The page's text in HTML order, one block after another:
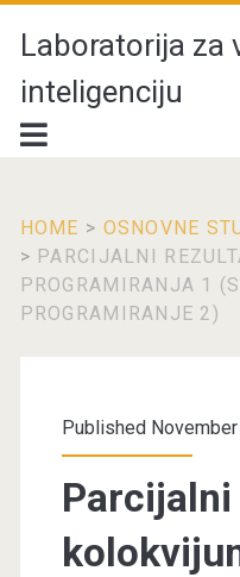
Laboratorija za
inteligenciju
HOME > OSNOVNE
> PARCIJALNI
PROGRAMIRANJA 1
PROGRAMIRANJE 2)
Published